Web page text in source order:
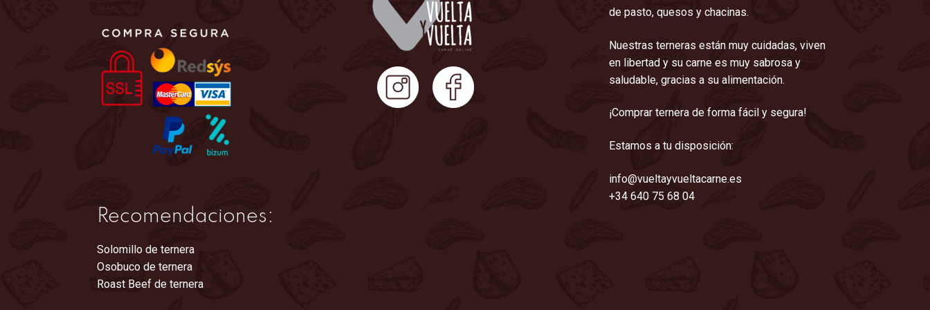
Recomendaciones:
Solomillo de ternera
Osobuco de ternera
Roast Beef de ternera
de pasto, quesos y chacinas.
Nuestras terneras están muy cuidadas, viven
en libertad y su carne es muy sabrosa y
saludable, gracias a su alimentación.
¡Comprar ternera de forma fácil y segura!
Estamos a tu disposición:
info@vueltayvueltacarne.es
+34 640 75 68 04